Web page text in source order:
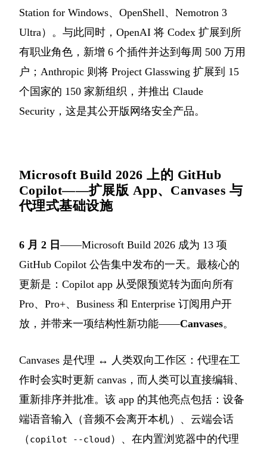
Station for Windows、OpenShell、Nemotron 3
Ultra）。与此同时，OpenAI 将 Codex 扩展到所
有职业角色，新增 6 个插件并达到每周 500 万用
户；Anthropic 则将 Project Glasswing 扩展到 15
个国家的 150 家新组织，并推出 Claude
Security，这是其公开版网络安全产品。
Microsoft Build 2026 上的 GitHub
Copilot——扩展版 App、Canvases 与
代理式基础设施
6 月 2 日——Microsoft Build 2026 成为 13 项
GitHub Copilot 公告集中发布的一天。最核心的
更新是：Copilot app 从受限预览转为面向所有
Pro、Pro+、Business 和 Enterprise 订阅用户开
放，并带来一项结构性新功能——Canvases。
Canvases 是代理 ↔ 人类双向工作区：代理在工
作时会实时更新 canvas，而人类可以直接编辑、
重新排序并批准。该 app 的其他亮点包括：设备
端语音输入（音频不会离开本机）、云端会话
（ copilot --cloud ）、在内置浏览器中的代理